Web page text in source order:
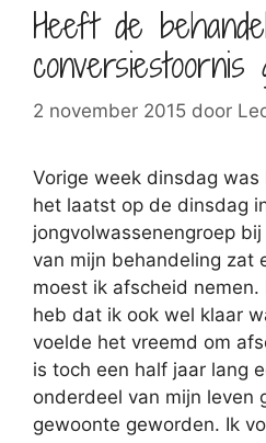
Heeft de
conversiestoornis
2 november 2015 door
Vorige week dinsdag
het laatst op de dinsdag
jongvolwassenengroep
van mijn behandeling zat
moest ik afscheid
heb dat ik ook wel klaar
voelde het vreemd om
is toch een half jaar lang
onderdeel van mijn leven
gewoonte geworden. Ik